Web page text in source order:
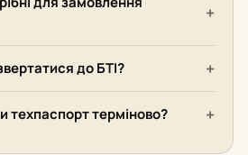
до БТІ?
техпаспорт терміново?